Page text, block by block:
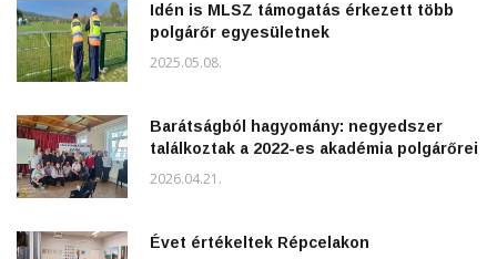
Idén is MLSZ támogatás érkezett több
polgárőr egyesületnek
2025.05.08.
Barátságból hagyomány: negyedszer
találkoztak a 2022-es akadémia polgárőrei
2026.04.21.
Évet értékeltek Répcelakon